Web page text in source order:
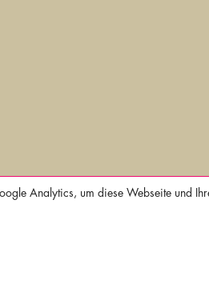
Analytics, um diese Webseite und